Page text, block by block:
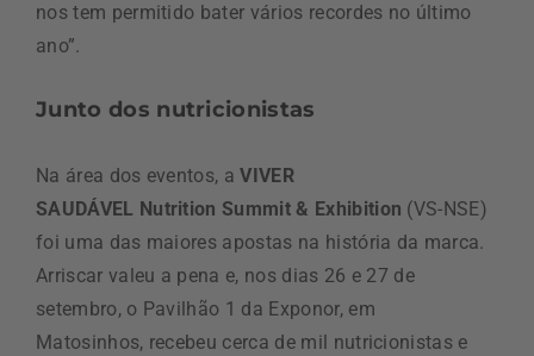
nos tem permitido bater vários recordes no último
ano”.
Junto dos nutricionistas
Na área dos eventos, aVIVER
SAUDÁVEL Nutrition Summit & Exhibition (VS-NSE)
foi uma das maiores apostas na história da marca.
Arriscar valeu a pena e, nos dias 26 e 27 de
setembro, o Pavilhão 1 da Exponor, em
Matosinhos, recebeu cerca de mil nutricionistas e